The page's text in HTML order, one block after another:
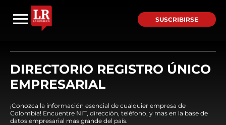
SUSCRIBIRSE
DIRECTORIO REGISTRO ÚNICO
EMPRESARIAL
¡Conozca la información esencial de cualquier empresa de
Colombia! Encuentre NIT, dirección, teléfono, y mas en la base de
datos empresarial mas grande del país.